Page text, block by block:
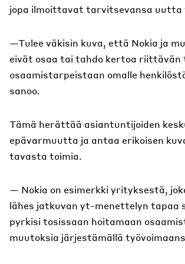
jopa ilmoittavat tarvitsevansa uutta
—Tulee väkisin kuva, että Nokia ja
eivät osaa tai tahdo kertoa
osaamistarpeistaan omalle
sanoo.
Tämä herättää asiantuntijoiden
epävarmuutta ja antaa erikoisen
tavasta toimia.
— Nokia on esimerkki yrityksestä,
lähes jatkuvan yt-menettelyn tapaa
pyrkisi tosissaan hoitamaan
muutoksia järjestämällä